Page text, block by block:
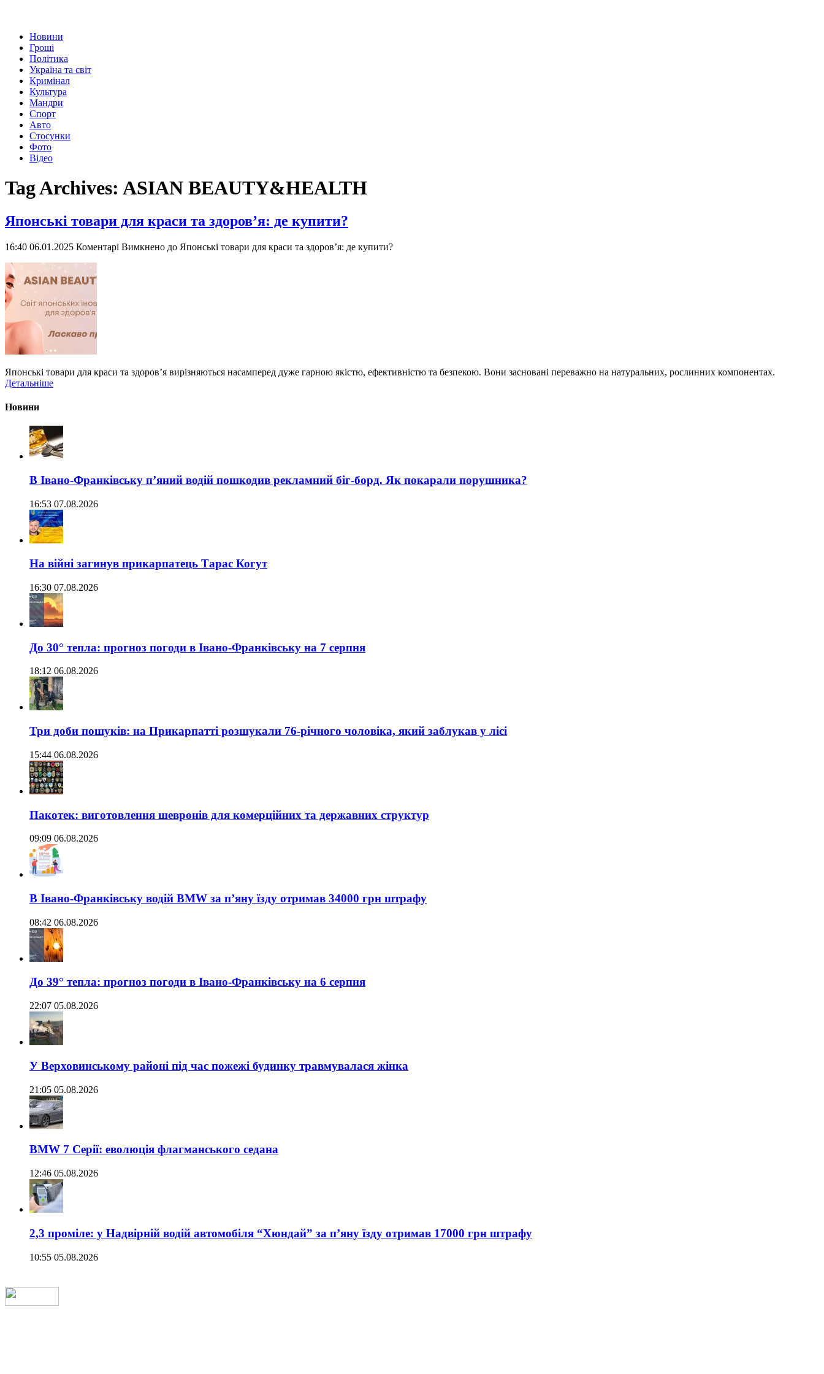
Новини
Гроші
Політика
Україна та світ
Кримінал
Культура
Мандри
Спорт
Авто
Стосунки
Фото
Відео
Tag Archives: ASIAN BEAUTY&HEALTH
Японські товари для краси та здоров’я: де купити?
16:40 06.01.2025 Коментарі Вимкнено до Японські товари для краси та здоров’я: де купити?
Японські товари для краси та здоров’я вирізняються насамперед дуже гарною якістю, ефективністю та безпекою. Вони засновані переважно на натуральних, рослинних компонентах.
Детальніше
Новини
В Івано-Франківську п’яний водій пошкодив рекламний біг-борд. Як покарали порушника?
16:53 07.08.2026
На війні загинув прикарпатець Тарас Когут
16:30 07.08.2026
До 30° тепла: прогноз погоди в Івано-Франківську на 7 серпня
18:12 06.08.2026
Три доби пошуків: на Прикарпатті розшукали 76-річного чоловіка, який заблукав у лісі
15:44 06.08.2026
Пакотек: виготовлення шевронів для комерційних та державних структур
09:09 06.08.2026
В Івано-Франківську водій BMW за п’яну їзду отримав 34000 грн штрафу
08:42 06.08.2026
До 39° тепла: прогноз погоди в Івано-Франківську на 6 серпня
22:07 05.08.2026
У Верховинському районі під час пожежі будинку травмувалася жінка
21:05 05.08.2026
BMW 7 Серії: еволюція флагманського седана
12:46 05.08.2026
2,3 проміле: у Надвірній водій автомобіля “Хюндай” за п’яну їзду отримав 17000 грн штрафу
10:55 05.08.2026